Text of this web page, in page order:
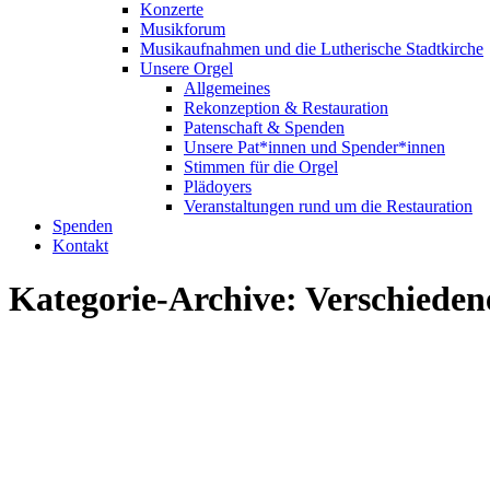
Konzerte
Musikforum
Musikaufnahmen und die Lutherische Stadtkirche
Unsere Orgel
Allgemeines
Rekonzeption & Restauration
Patenschaft & Spenden
Unsere Pat*innen und Spender*innen
Stimmen für die Orgel
Plädoyers
Veranstaltungen rund um die Restauration
Spenden
Kontakt
Kategorie-Archive: